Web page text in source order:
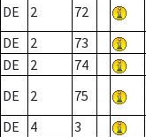
DE 2 72
DE
2 73
DE
2 74
DE
2 75
DE
4 3